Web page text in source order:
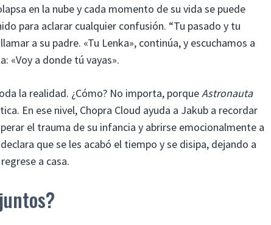
en la nube y cada momento de su vida se puede
para aclarar cualquier confusión. “Tu pasado y tu
a su padre. «Tu Lenka», continúa, y escuchamos a
«Voy a donde tú vayas».
la realidad. ¿Cómo? No importa, porqueAstronauta
En ese nivel, Chopra Cloud ayuda a Jakub a recordar
el trauma de su infancia y abrirse emocionalmente a
que se les acabó el tiempo y se disipa, dejando a
a casa.